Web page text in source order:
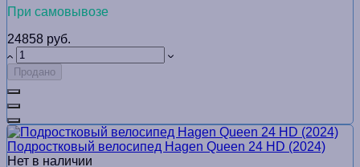
При самовывозе
24858 руб.
Продано
Подростковый велосипед Hagen Queen 24 HD (2024)
Нет в наличии